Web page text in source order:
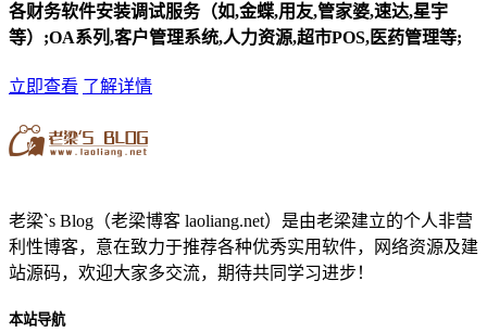
各财务软件安装调试服务（如,金蝶,用友,管家婆,速达,星宇
等）;OA系列,客户管理系统,人力资源,超市POS,医药管理等;
立即查看 了解详情
老梁`s Blog（老梁博客 laoliang.net）是由老梁建立的个人非营
利性博客，意在致力于推荐各种优秀实用软件，网络资源及建
站源码，欢迎大家多交流，期待共同学习进步！
本站导航